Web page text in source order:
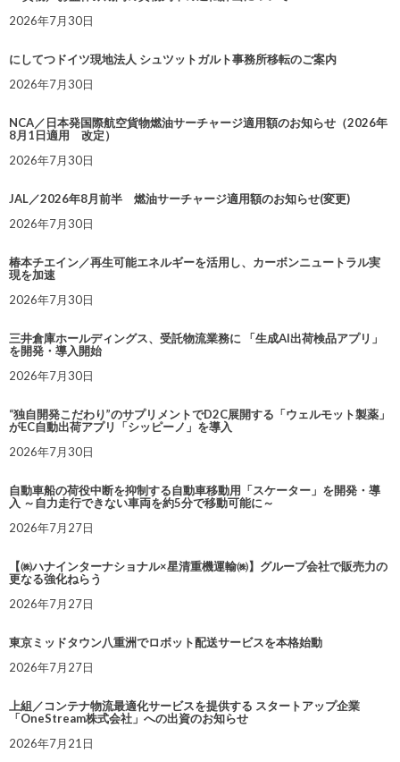
2026年7月30日
にしてつドイツ現地法人 シュツットガルト事務所移転のご案内
2026年7月30日
NCA／日本発国際航空貨物燃油サーチャージ適用額のお知らせ（2026年
8月1日適用 改定）
2026年7月30日
JAL／2026年8月前半 燃油サーチャージ適用額のお知らせ(変更)
2026年7月30日
椿本チエイン／再生可能エネルギーを活用し、カーボンニュートラル実
現を加速
2026年7月30日
三井倉庫ホールディングス、受託物流業務に 「生成AI出荷検品アプリ」
を開発・導入開始
2026年7月30日
“独自開発こだわり”のサプリメントでD2C展開する「ウェルモット製薬」
がEC自動出荷アプリ「シッピーノ」を導入
2026年7月30日
自動車船の荷役中断を抑制する自動車移動用「スケーター」を開発・導
入 ～自力走行できない車両を約5分で移動可能に～
2026年7月27日
【㈱ハナインターナショナル×星清重機運輸㈱】グループ会社で販売力の
更なる強化ねらう
2026年7月27日
東京ミッドタウン八重洲でロボット配送サービスを本格始動
2026年7月27日
上組／コンテナ物流最適化サービスを提供する スタートアップ企業
「OneStream株式会社」への出資のお知らせ
2026年7月21日